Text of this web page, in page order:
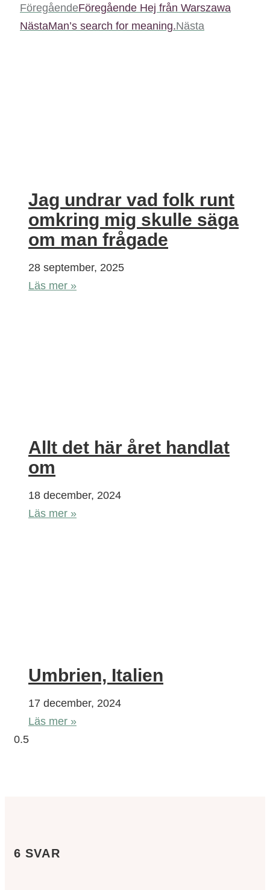
FöregåendeFöregående Hej från Warszawa
NästaMan’s search for meaning.Nästa
Jag undrar vad folk runt
omkring mig skulle säga
om man frågade
28 september, 2025
Läs mer »
Allt det här året handlat
om
18 december, 2024
Läs mer »
Umbrien, Italien
17 december, 2024
Läs mer »
6 SVAR